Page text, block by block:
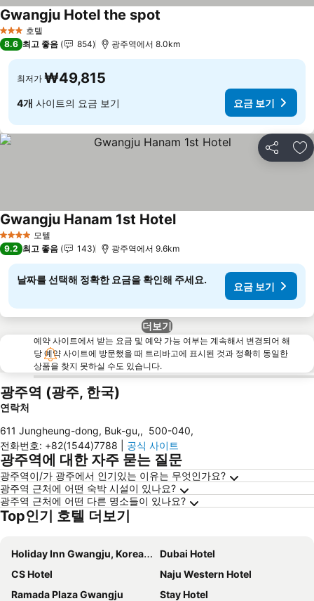
3 성급 호텔
Gwangju Hotel the spot
8.6 최고 좋음 854 광주역에서 8.0km
최저가 ₩49,815
4개 사이트의 요금 보기 요금 보기
공유 즐
4 성급 모텔
Gwangju Hanam 1st Hotel요금 보기
9.2 최고 좋음 143 광주역에서 9.6km
날짜를 선택해 정확한 요금을 확인해 주세요.
요금 보기
더보기
예약 사이트에서 받는 요금 및 예약 가능 여부는 계속해서 변경되어 해
당 예약 사이트에 방문했을 때 트리바고에 표시된 것과 정확히 동일한
상품을 찾지 못하실 수도 있습니다.
광주역 (광주, 한국)
연락처
611 Jungheung-dong, Buk-gu,, 500-040,
전화번호: +82(1544)7788 공식 사이트
광주역에 대한 자주 묻는 질문
광주역이/가 광주에서 인기있는 이유는 무엇인가요?
광주역 근처에 어떤 숙박 시설이 있나요?
광주역 근처에 어떤 다른 명소들이 있나요?
Top인기 호텔 더보기
Holiday Inn Gwangju, Korea By Ihg
Dubai Hotel
CS Hotel
Naju Western Hotel
Ramada Plaza Gwangju
Stay Hotel